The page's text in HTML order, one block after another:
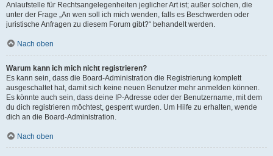
Anlaufstelle für Rechtsangelegenheiten jeglicher Art ist; außer solchen, die
unter der Frage „An wen soll ich mich wenden, falls es Beschwerden oder
juristische Anfragen zu diesem Forum gibt?“ behandelt werden.
Nach oben
Warum kann ich mich nicht registrieren?
Es kann sein, dass die Board-Administration die Registrierung komplett
ausgeschaltet hat, damit sich keine neuen Benutzer mehr anmelden können.
Es könnte auch sein, dass deine IP-Adresse oder der Benutzername, mit dem
du dich registrieren möchtest, gesperrt wurden. Um Hilfe zu erhalten, wende
dich an die Board-Administration.
Nach oben